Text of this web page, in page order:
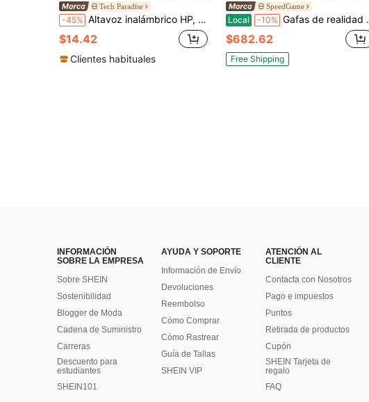
Tech Paradise
-45% Altavoz inalámbrico HP, altavoz de color Dopamina, portátil para exteriores, compatible con lectura de datos TF/Flax, altavoz inalámbrico, Wireless 5.3, graves impactantes - el altavoz recargable puede lograr un volumen talla grande alto y una batería talla grande duradera
$14.42
Clientes habituales
SpeedGame
Local -10% Gafas de realidad mixta Meta Quest 3S de 512 GB: Paquete Asgard's Wrath 2 - Gafas de realidad virtual - Gafas de realidad virtual inalámbricas
$682.62
Free Shipping
INFORMACIÓN
SOBRE LA EMPRESA
Sobre SHEIN
Sostenibilidad
Blogger de Moda
Cadena de Suministro
Carreras
Descuento para
estudiantes
SHEIN101
AYUDA Y SOPORTE
Información de Envío
Devoluciones
Reembolso
Cómo Comprar
Cómo Rastrear
Guía de Tallas
SHEIN VIP
ATENCIÓN AL
CLIENTE
Contacta con Nosotros
Pago e impuestos
Puntos
Retirada de productos
Cupón
SHEIN Tarjeta de
regalo
FAQ